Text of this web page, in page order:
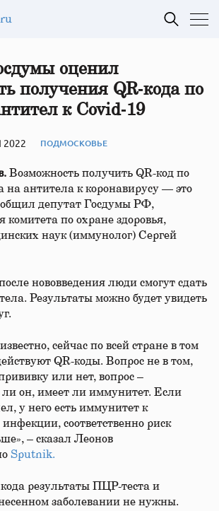
оценил
получения QR‑кода по
к Covid‑19
2022 ПОДМОСКОВЬЕ
Возможность получить QR-код по
на антитела к коронавирусу — это
депутат Госдумы РФ,
комитета по охране здоровья,
наук (иммунолог) Сергей
нововведения люди смогут сдать
Результаты можно будет увидеть
сейчас по всей стране в том
QR-коды. Вопрос не в том,
или нет, вопрос –
он, имеет ли иммунитет. Если
у него есть иммунитет к
соответственно риск
– сказал Леонов
Sputnik.
результаты ПЦР-теста и
заболевании не нужны.